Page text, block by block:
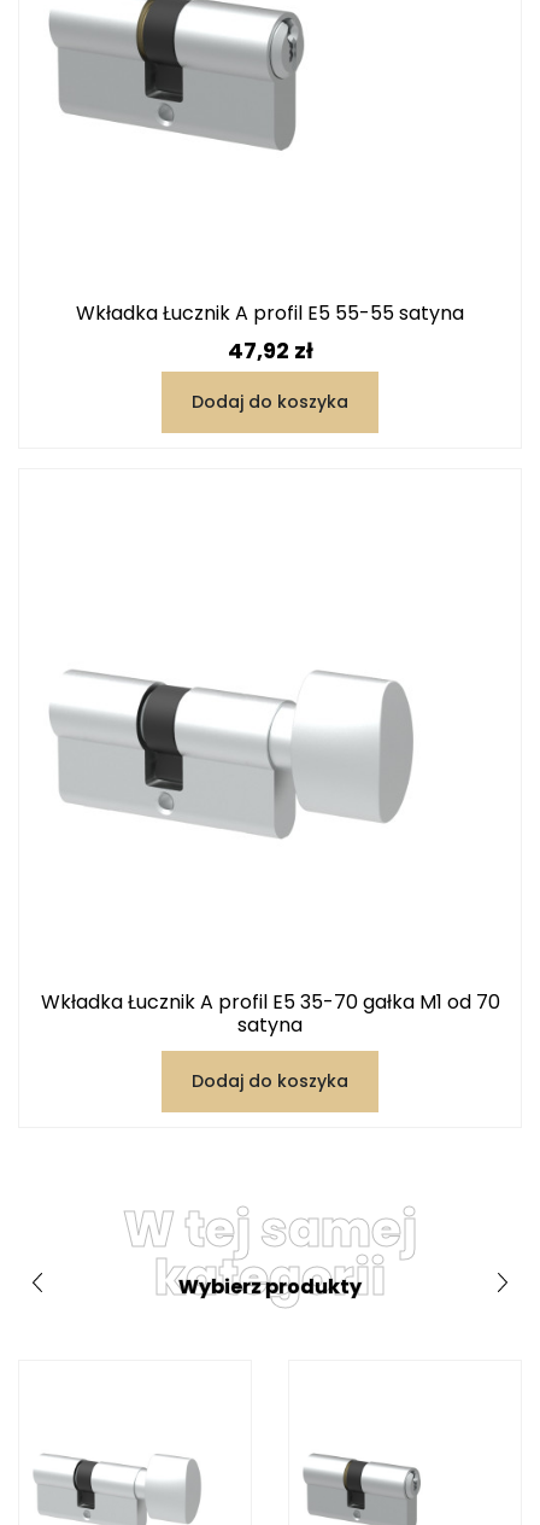
Wkładka Łucznik A profil E5 55-55 satyna
Cena
47,92 zł
Dodaj do koszyka
Wkładka Łucznik A profil E5 35-70 gałka M1 od 70
satyna
Dodaj do koszyka
W tej samej
kategorii
Wybierz produkty